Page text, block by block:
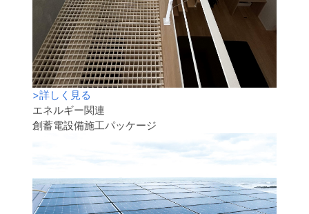
>詳しく見る
エネルギー関連
創蓄電設備施工パッケージ